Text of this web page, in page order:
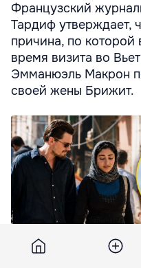
Французский
Тардиф утверждает,
причина, по
время визита во
Эмманюэль Макрон
своей жены Брижит.